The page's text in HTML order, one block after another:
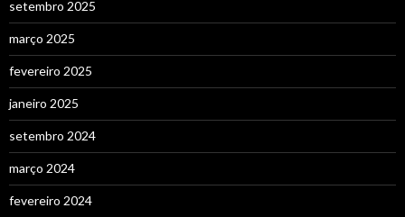
setembro 2025
março 2025
fevereiro 2025
janeiro 2025
setembro 2024
março 2024
fevereiro 2024